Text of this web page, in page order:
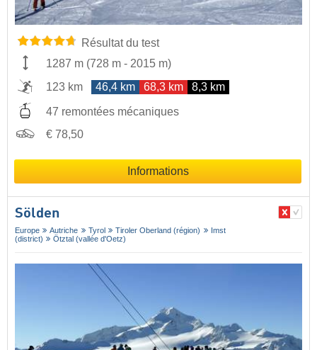
Résultat du test
1287 m (728 m - 2015 m)
123 km
46,4 km 68,3 km 8,3 km
47 remontées mécaniques
€ 78,50
Informations
Sölden
Europe Autriche Tyrol Tiroler Oberland (région)
Imst
(district)
Ötztal (vallée d'Oetz)